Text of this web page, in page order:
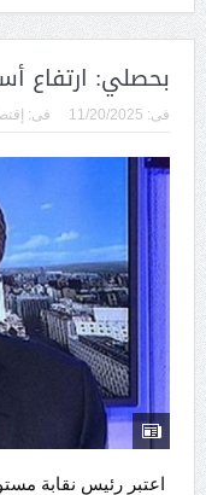
بحصلي: ارتفاع
فى: 11/20/2025 فى:
اعتبر رئيس نقابة